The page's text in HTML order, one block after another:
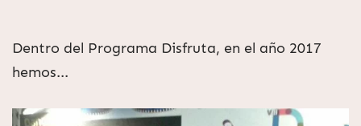
Dentro del Programa Disfruta, en el año 2017
hemos...